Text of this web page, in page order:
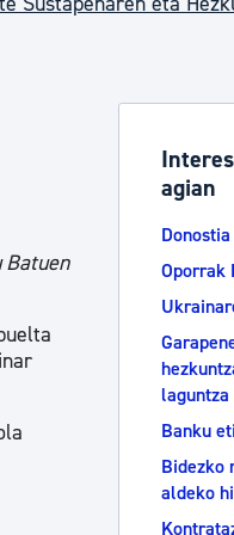
eta bizikidetza
Batuen
agian
Oporrak
laguntza
Banku
Bidezko
aldeko